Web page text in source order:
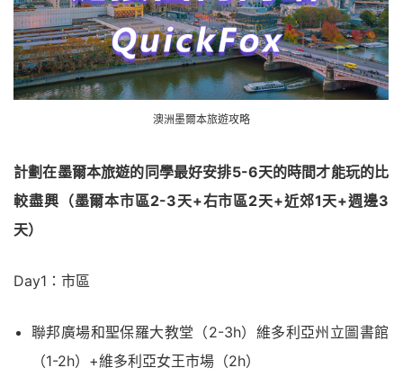
澳洲墨爾本旅遊攻略
計劃在墨爾本旅遊的同學最好安排5-6天的時間才能玩的比
較盡興（墨爾本市區2-3天+右市區2天+近郊1天+週邊3
天）
Day1：市區
聯邦廣場和聖保羅大教堂（2-3h）維多利亞州立圖書館
（1-2h）+維多利亞女王市場（2h）